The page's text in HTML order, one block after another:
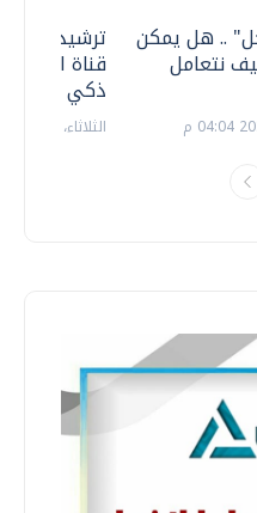
ترشيدا
قناة
ذكي
الثلاثاء، 14 يوليو 2026 06:11 م
.. هل يمكن
نتعامل